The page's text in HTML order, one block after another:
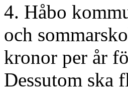
4. Håbo
och
kronor per år
Dessutom ska